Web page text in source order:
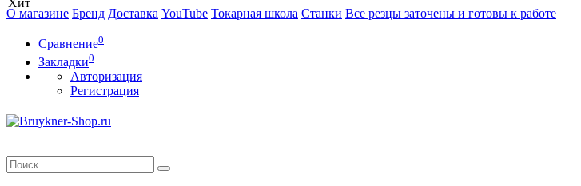
О магазине Бренд Доставка YouTube Токарная школа Станки Все резцы заточены и готовы к работе
Сравнение0
Закладки0
Авторизация
Регистрация
Хит